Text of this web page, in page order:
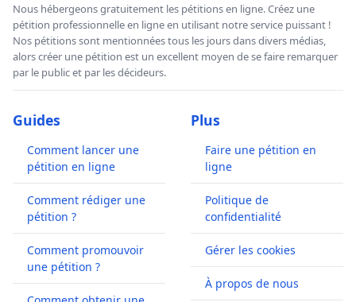
Nous hébergeons gratuitement les pétitions en ligne. Créez une
pétition professionnelle en ligne en utilisant notre service puissant !
Nos pétitions sont mentionnées tous les jours dans divers médias,
alors créer une pétition est un excellent moyen de se faire remarquer
par le public et par les décideurs.
Guides
Comment lancer une
pétition en ligne
Comment rédiger une
pétition ?
Comment promouvoir
une pétition ?
Plus
Faire une pétition en
ligne
Politique de
confidentialité
Gérer les cookies
À propos de nous